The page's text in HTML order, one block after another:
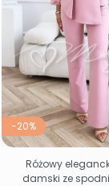
-20%
Różowy
damski ze